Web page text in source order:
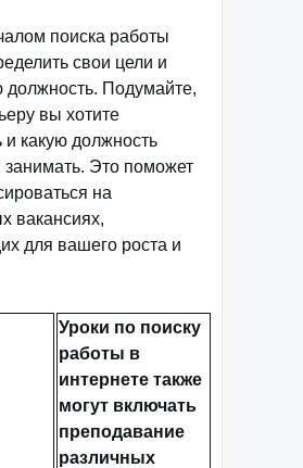
поиска работы
свои цели и
Подумайте,
вы хотите
и какую должность
занимать. Это поможет
на
вакансиях,
для вашего роста и
Уроки по поиску
работы в
интернете также
могут включать
преподавание
различных